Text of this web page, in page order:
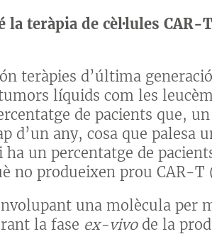
la teràpia de cèl·lules
teràpies d’última
líquids com les
de pacients que,
d’un any, cosa que palesa
un percentatge de
no produeixen prou CAR-
una molècula per
la fase ex-vivo de la